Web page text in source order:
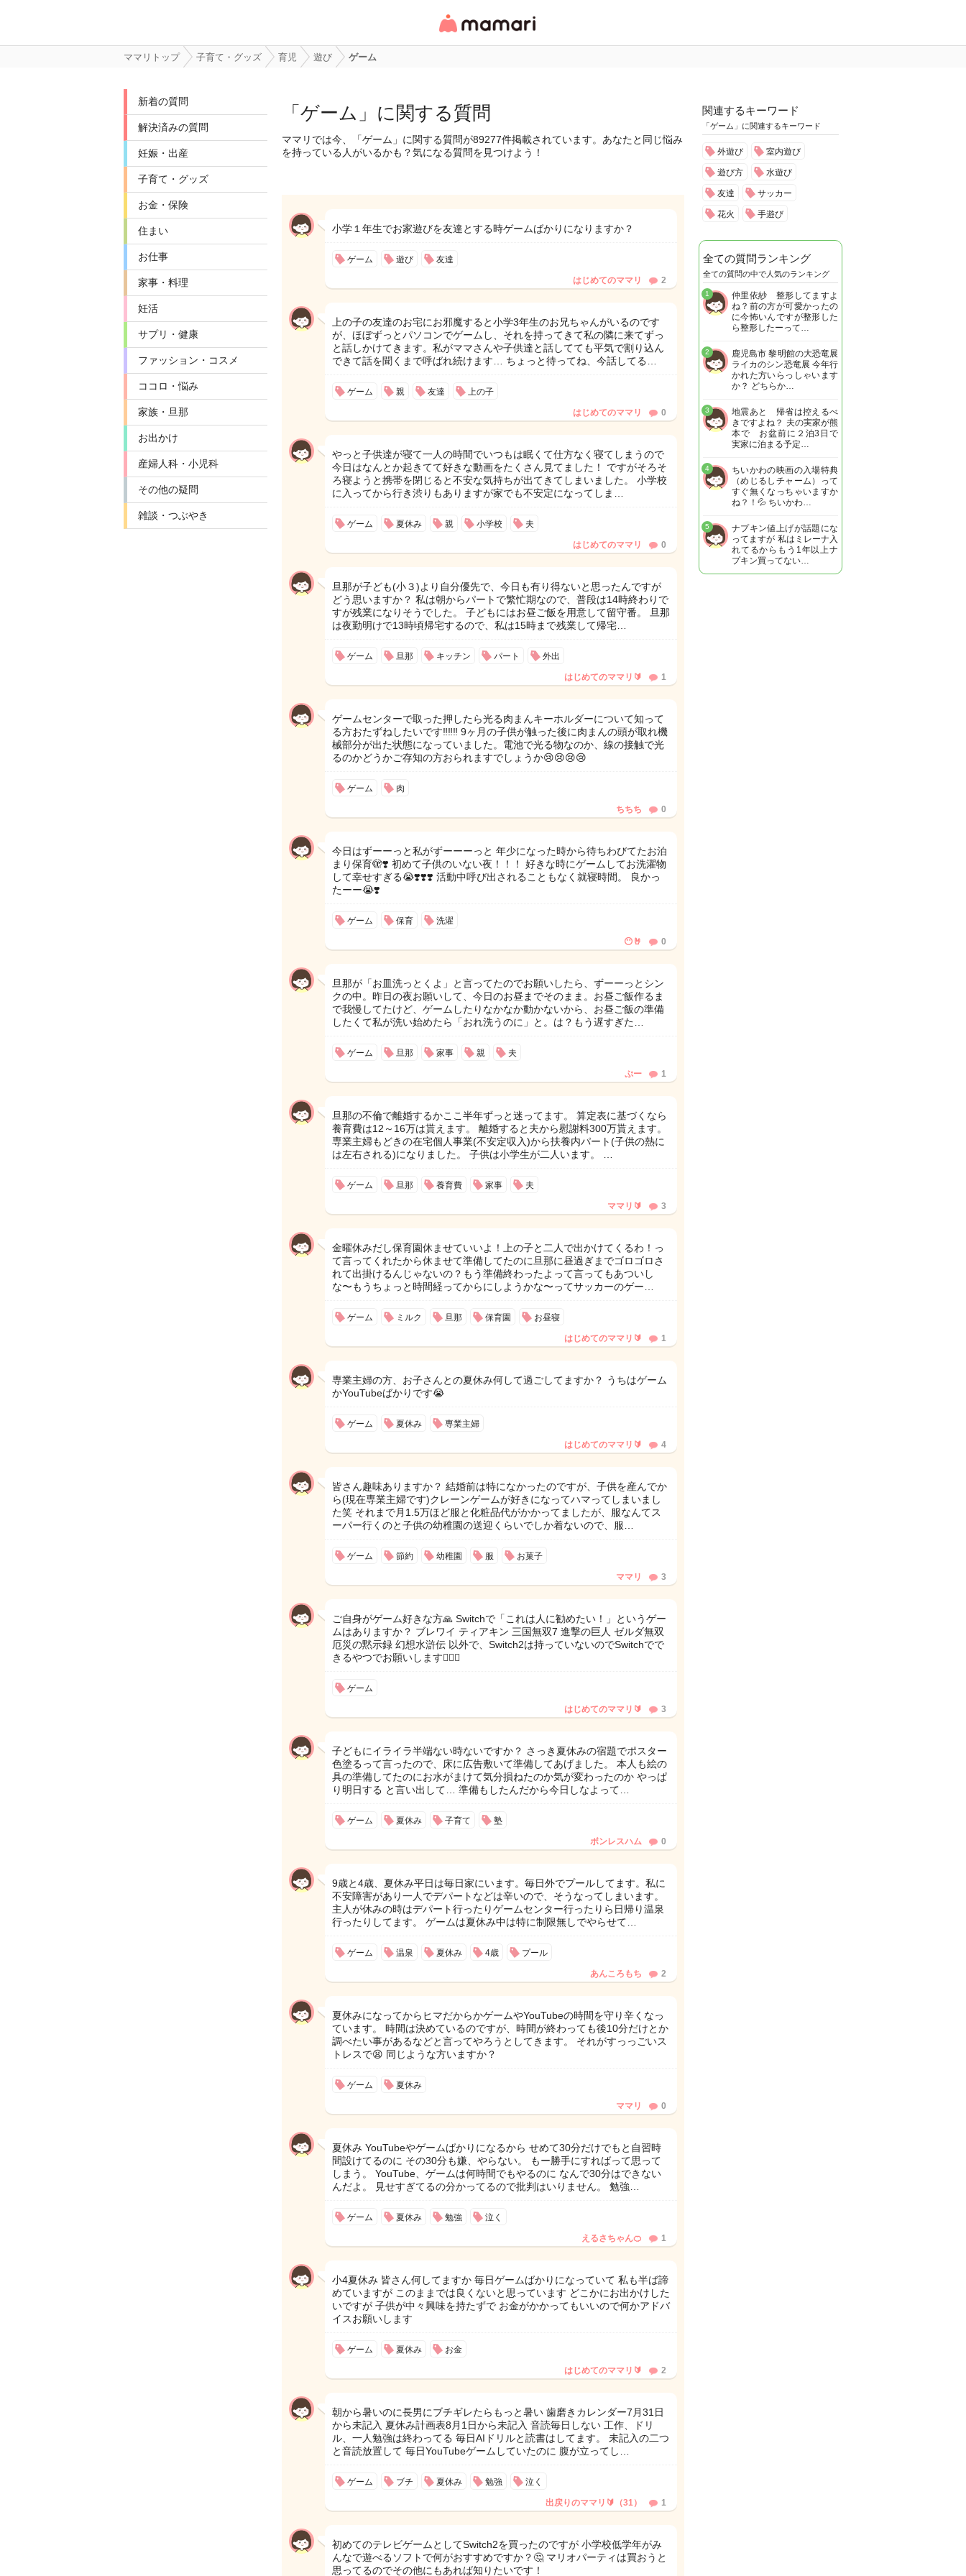
リ・情報サイト
ママリトップ 子育て・グッズ 育児 遊び ゲーム
新着の質問
解決済みの質問
妊娠・出産
子育て・グッズ
お金・保険
住まい
お仕事
家事・料理
妊活
サプリ・健康
ファッション・コスメ
ココロ・悩み
家族・旦那
お出かけ
産婦人科・小児科
その他の疑問
雑談・つぶやき
「ゲーム」に関する質問
ママリでは今、「ゲーム」に関する質問が89277件掲載されています。あなたと同じ悩み
を持っている人がいるかも？気になる質問を見つけよう！
小学１年生でお家遊びを友達とする時ゲームばかりになりますか？
ゲーム 遊び 友達
はじめてのママリ 2
上の子の友達のお宅にお邪魔すると小学3年生のお兄ちゃんがいるのです
が、ほぼずっとパソコンでゲームし、それを持ってきて私の隣に来てずっ
と話しかけてきます。私がママさんや子供達と話してても平気で割り込ん
できて話を聞くまで呼ばれ続けます… ちょっと待ってね、今話してる…
ゲーム 親 友達 上の子
はじめてのママリ 0
やっと子供達が寝て一人の時間でいつもは眠くて仕方なく寝てしまうので
今日はなんとか起きてて好きな動画をたくさん見てました！ ですがそろそ
ろ寝ようと携帯を閉じると不安な気持ちが出てきてしまいました。 小学校
に入ってから行き渋りもありますが家でも不安定になってしま…
ゲーム 夏休み 親 小学校 夫
はじめてのママリ 0
旦那が子ども(小３)より自分優先で、今日も有り得ないと思ったんですが
どう思いますか？ 私は朝からパートで繁忙期なので、普段は14時終わりで
すが残業になりそうでした。 子どもにはお昼ご飯を用意して留守番。 旦那
は夜勤明けで13時頃帰宅するので、私は15時まで残業して帰宅…
ゲーム 旦那 キッチン パート 外出
はじめてのママリ🔰 1
ゲームセンターで取った押したら光る肉まんキーホルダーについて知って
る方おたずねしたいです‼️‼️‼️ 9ヶ月の子供が触った後に肉まんの頭が取れ機
械部分が出た状態になっていました。電池で光る物なのか、線の接触で光
るのかどうかご存知の方おられますでしょうか😢😢😢😢
ゲーム 肉
ちちち 0
今日はずーーっと私がずーーーっと 年少になった時から待ちわびてたお泊
まり保育🫣❣️ 初めて子供のいない夜！！！ 好きな時にゲームしてお洗濯物
して幸せすぎる😭❣️❣️❣️ 活動中呼び出されることもなく就寝時間。 良かっ
たーー😭❣️
ゲーム 保育 洗濯
😶🤘 0
旦那が「お皿洗っとくよ」と言ってたのでお願いしたら、ずーーっとシン
クの中。昨日の夜お願いして、今日のお昼までそのまま。お昼ご飯作るま
で我慢してたけど、ゲームしたりなかなか動かないから、お昼ご飯の準備
したくて私が洗い始めたら「おれ洗うのに」と。は？もう遅すぎた…
ゲーム 旦那 家事 親 夫
ぷー 1
旦那の不倫で離婚するかここ半年ずっと迷ってます。 算定表に基づくなら
養育費は12～16万は貰えます。 離婚すると夫から慰謝料300万貰えます。
専業主婦もどきの在宅個人事業(不安定収入)から扶養内パート(子供の熱に
は左右される)になりました。 子供は小学生が二人います。 …
ゲーム 旦那 養育費 家事 夫
ママリ🔰 3
金曜休みだし保育園休ませていいよ！上の子と二人で出かけてくるわ！っ
て言ってくれたから休ませて準備してたのに旦那に昼過ぎまでゴロゴロさ
れて出掛けるんじゃないの？もう準備終わったよって言ってもあついし
な〜もうちょっと時間経ってからにしようかな〜ってサッカーのゲー…
ゲーム ミルク 旦那 保育園 お昼寝
はじめてのママリ🔰 1
専業主婦の方、お子さんとの夏休み何して過ごしてますか？ うちはゲーム
かYouTubeばかりです😭
ゲーム 夏休み 専業主婦
はじめてのママリ🔰 4
皆さん趣味ありますか？ 結婚前は特になかったのですが、子供を産んでか
ら(現在専業主婦です)クレーンゲームが好きになってハマってしまいまし
た笑 それまで月1.5万ほど服と化粧品代がかかってましたが、服なんてス
ーパー行くのと子供の幼稚園の送迎くらいでしか着ないので、服…
ゲーム 節約 幼稚園 服 お菓子
ママリ 3
ご自身がゲーム好きな方🙏 Switchで「これは人に勧めたい！」というゲー
ムはありますか？ ブレワイ ティアキン 三国無双7 進撃の巨人 ゼルダ無双
厄災の黙示録 幻想水滸伝 以外で、Switch2は持っていないのでSwitchでで
きるやつでお願いします🙇🏻‍♀️
ゲーム
はじめてのママリ🔰 3
子どもにイライラ半端ない時ないですか？ さっき夏休みの宿題でポスター
色塗るって言ったので、床に広告敷いて準備してあげました。 本人も絵の
具の準備してたのにお水がまけて気分損ねたのか気が変わったのか やっぱ
り明日する と言い出して… 準備もしたんだから今日しなよって…
ゲーム 夏休み 子育て 塾
ボンレスハム 0
9歳と4歳、夏休み平日は毎日家にいます。毎日外でプールしてます。私に
不安障害があり一人でデパートなどは辛いので、そうなってしまいます。
主人が休みの時はデパート行ったりゲームセンター行ったりら日帰り温泉
行ったりしてます。 ゲームは夏休み中は特に制限無しでやらせて…
ゲーム 温泉 夏休み 4歳 プール
あんころもち 2
夏休みになってからヒマだからかゲームやYouTubeの時間を守り辛くなっ
ています。 時間は決めているのですが、時間が終わっても後10分だけとか
調べたい事があるなどと言ってやろうとしてきます。 それがすっっごいス
トレスで😫 同じような方いますか？
ゲーム 夏休み
ママリ 0
夏休み YouTubeやゲームばかりになるから せめて30分だけでもと自習時
間設けてるのに その30分も嫌、やらない。 もー勝手にすればって思って
しまう。 YouTube、ゲームは何時間でもやるのに なんで30分はできない
んだよ。 見せすぎてるの分かってるので批判はいりません。 勉強…
ゲーム 夏休み 勉強 泣く
えるさちゃん🍊 1
小4夏休み 皆さん何してますか 毎日ゲームばかりになっていて 私も半ば諦
めていますが このままでは良くないと思っています どこかにお出かけした
いですが 子供が中々興味を持たずで お金がかかってもいいので何かアドバ
イスお願いします
ゲーム 夏休み お金
はじめてのママリ🔰 2
朝から暑いのに長男にブチギレたらもっと暑い 歯磨きカレンダー7月31日
から未記入 夏休み計画表8月1日から未記入 音読毎日しない 工作、ドリ
ル、一人勉強は終わってる 毎日AIドリルと読書はしてます。 未記入の二つ
と音読放置して 毎日YouTubeゲームしていたのに 腹が立ってし…
ゲーム ブチ 夏休み 勉強 泣く
出戻りのママリ🔰（31） 1
初めてのテレビゲームとしてSwitch2を買ったのですが 小学校低学年がみ
んなで遊べるソフトで何がおすすめですか？🤔 マリオパーティは買おうと
思ってるのでその他にもあれば知りたいです！
関連するキーワード
「ゲーム」に関連するキーワード
外遊び 室内遊び
遊び方 水遊び
友達 サッカー
花火 手遊び
全ての質問ランキング
全ての質問の中で人気のランキング
仲里依紗 整形してますよ
ね？前の方が可愛かったの
に今怖いんですが整形した
ら整形したーって…
1
鹿児島市 黎明館の大恐竜展
ライカのシン恐竜展 今年行
かれた方いらっしゃいます
か？ どちらか…
2
地震あと 帰省は控えるべ
きですよね？ 夫の実家が熊
本で お盆前に２泊3日で
実家に泊まる予定…
3
ちいかわの映画の入場特典
（めじるしチャーム）って
すぐ無くなっちゃいますか
ね？！💦 ちいかわ…
4
ナプキン値上げが話題にな
ってますが 私はミレーナ入
れてるからもう1年以上ナ
プキン買ってない…
5